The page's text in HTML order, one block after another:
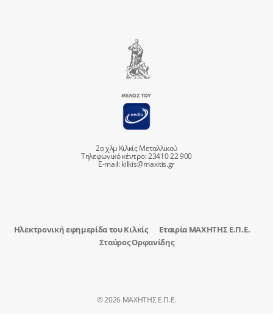
2ο χλμ Κιλκίς Μεταλλικού
Τηλεφωνικό κέντρο: 23410 22 900
E-mail:kilkis@maxitis.gr
Ηλεκτρονική εφημερίδα του Κιλκίς
Εταιρία ΜΑΧΗΤΗΣ Ε.Π.Ε.
Σταύρος Ορφανίδης
© 2026 ΜΑΧΗΤΗΣ Ε.Π.Ε.